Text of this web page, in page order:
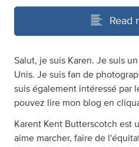
Read
Salut, je suis Karen. Je suis
Unis. Je suis fan de
suis également intéressé par
pouvez lire mon blog en
Karent Kent Butterscotch est
aime marcher, faire de